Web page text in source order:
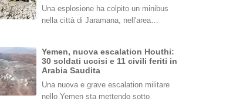
Una esplosione ha colpito un minibus
nella città di Jaramana, nell'area…
Yemen, nuova escalation Houthi:
30 soldati uccisi e 11 civili feriti in
Arabia Saudita
Una nuova e grave escalation militare
nello Yemen sta mettendo sotto